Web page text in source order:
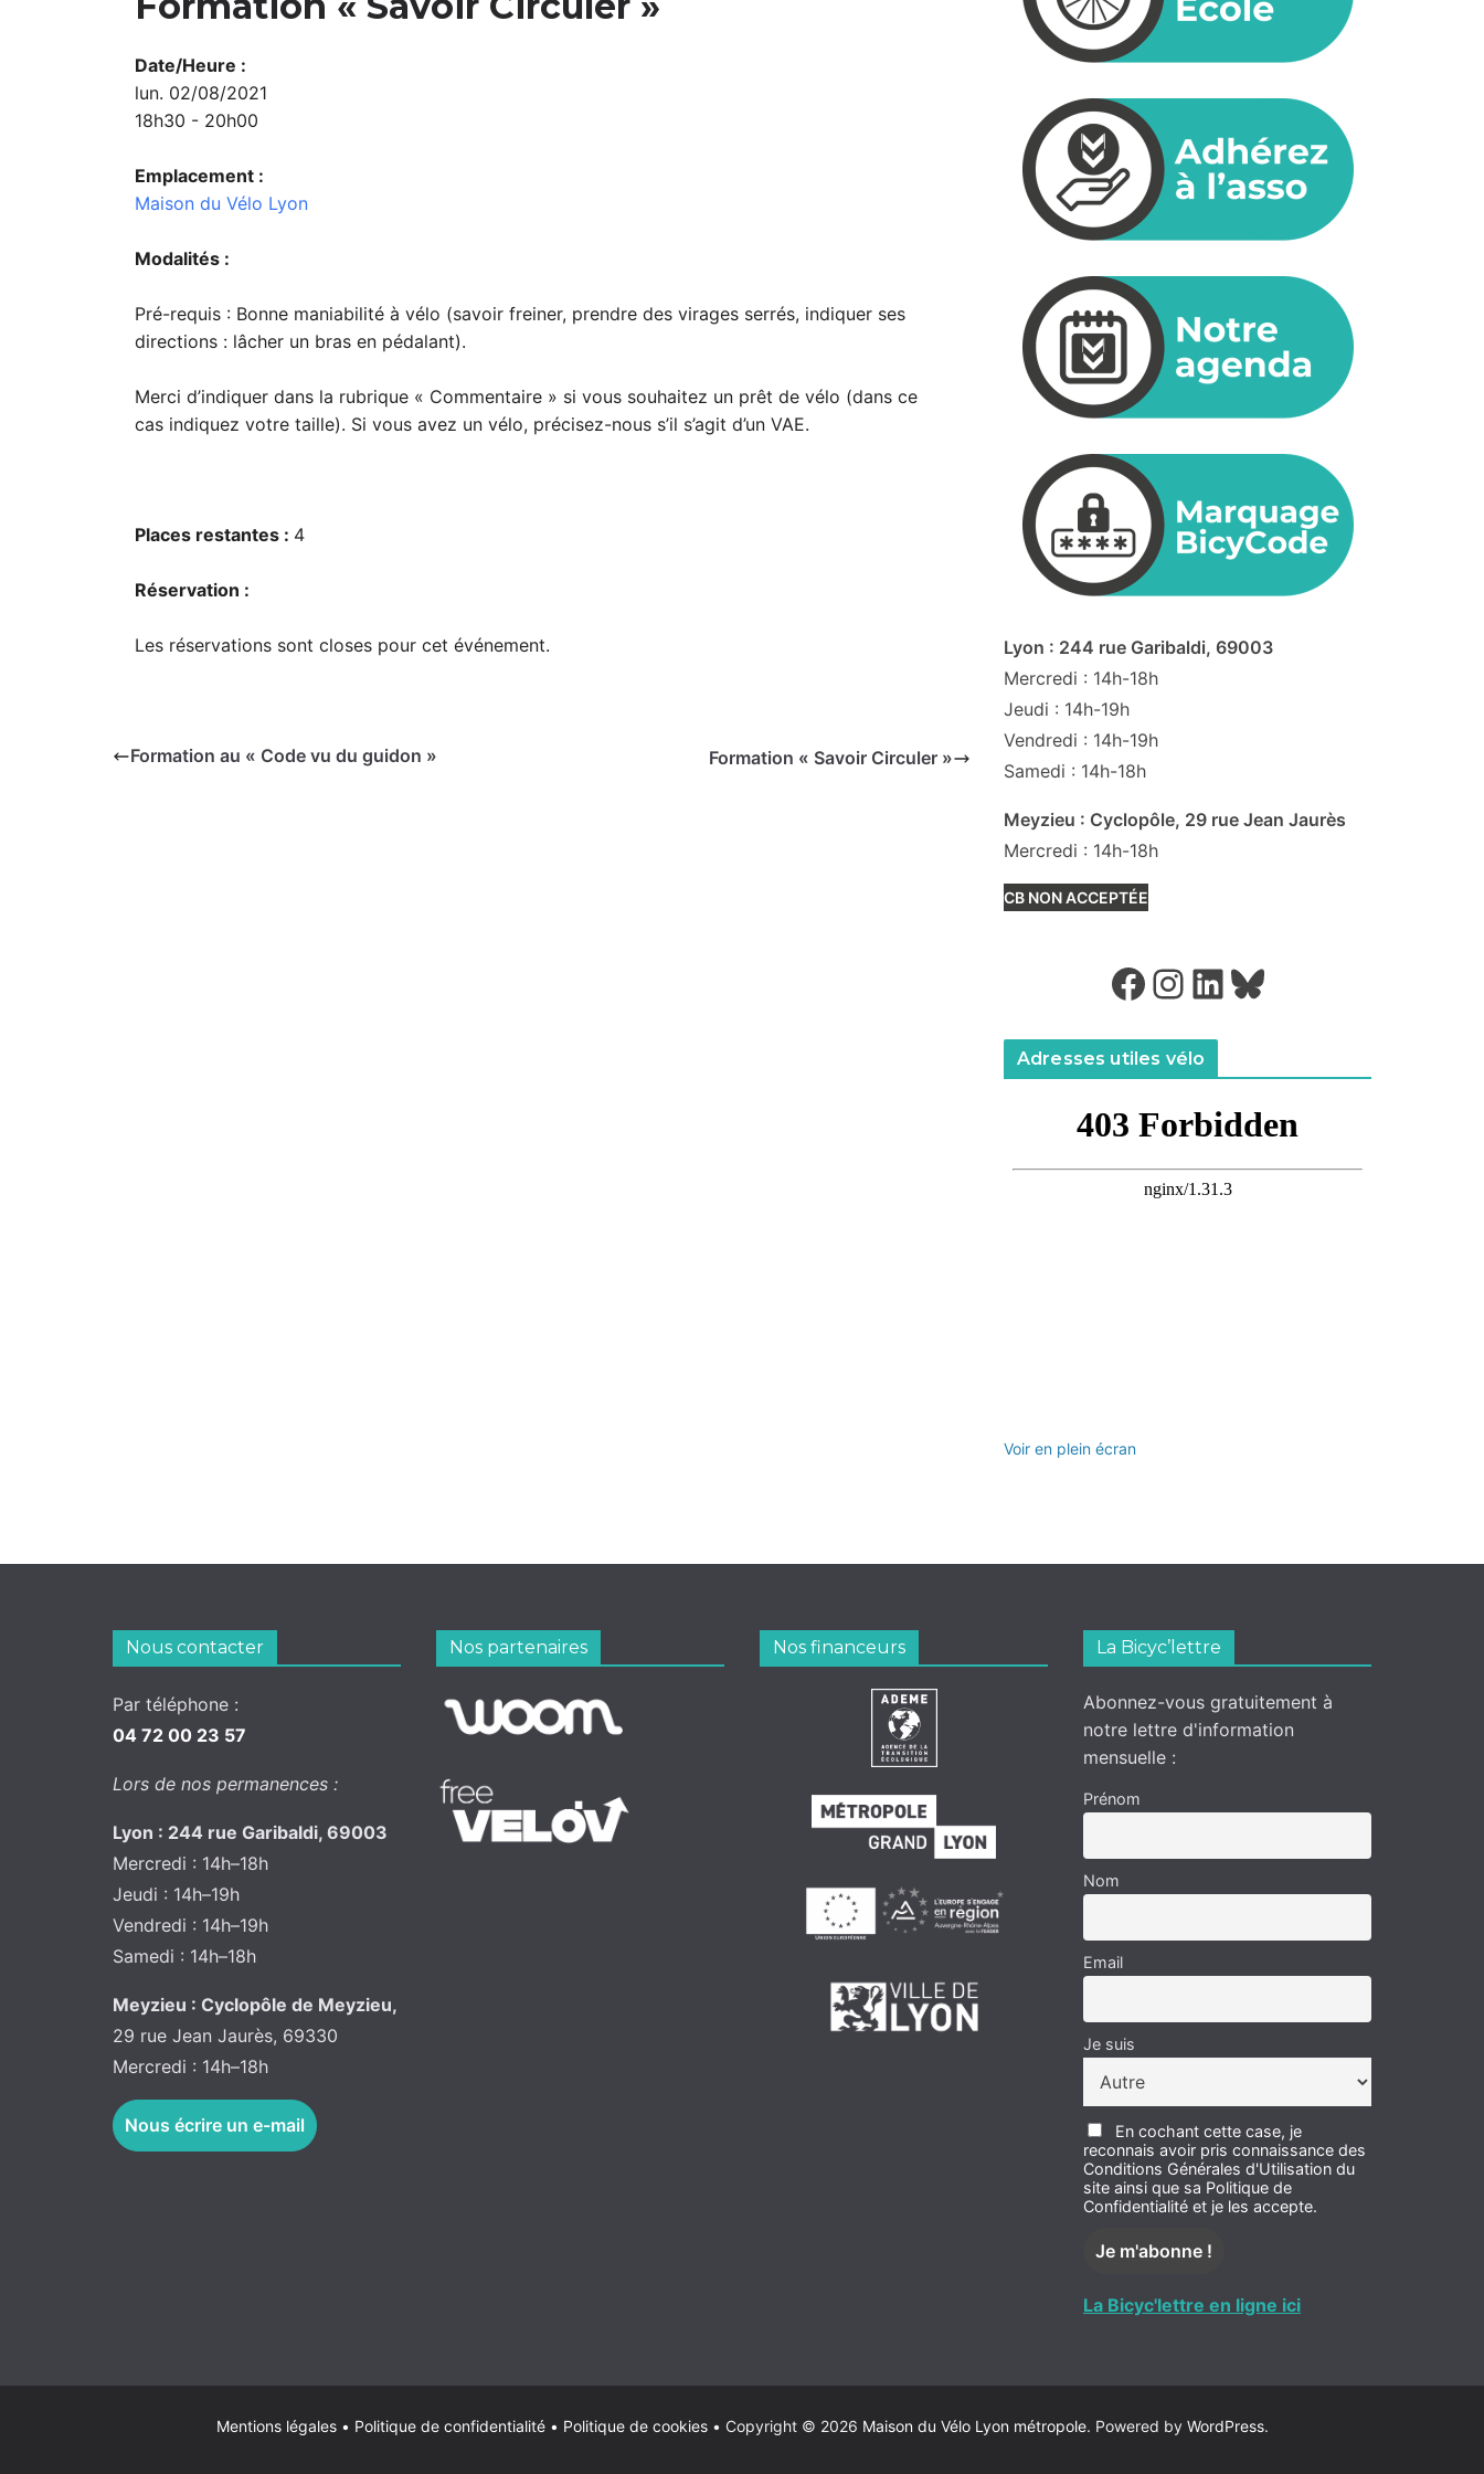
Date/Heure :
lun. 02/08/2021
18h30 - 20h00
Emplacement :
Maison du Vélo Lyon
Modalités :
Pré-requis : Bonne maniabilité à vélo (savoir freiner, prendre des virages serrés, indiquer ses
directions : lâcher un bras en pédalant).
Merci d’indiquer dans la rubrique « Commentaire » si vous souhaitez un prêt de vélo (dans ce
cas indiquez votre taille). Si vous avez un vélo, précisez-nous s’il s’agit d’un VAE.
Places restantes : 4
Réservation :
Les réservations sont closes pour cet événement.
Formation au « Code vu du guidon » Formation « Savoir Circuler »
Lyon : 244 rue Garibaldi, 69003
Mercredi : 14h-18h
Jeudi : 14h-19h
Vendredi : 14h-19h
Samedi : 14h-18h
Meyzieu : Cyclopôle, 29 rue Jean Jaurès
Mercredi : 14h-18h
CB NON ACCEPTÉE
Facebook Instagram LinkedIn Bluesky
Adresses utiles vélo
Voir en plein écran
Nous contacter
Par téléphone :
04 72 00 23 57
Lors de nos permanences :
Lyon : 244 rue Garibaldi, 69003
Mercredi : 14h–18h
Jeudi : 14h–19h
Vendredi : 14h–19h
Samedi : 14h–18h
Meyzieu : Cyclopôle de Meyzieu,
29 rue Jean Jaurès, 69330
Mercredi : 14h–18h
Nous écrire un e-mail
Nos partenaires Nos financeurs La Bicyc’lettre
Abonnez-vous gratuitement à
notre lettre d'information
mensuelle :
Prénom
Nom
Email
Je suis
En cochant cette case, je
reconnais avoir pris connaissance des
Conditions Générales d'Utilisation du
site ainsi que sa Politique de
Confidentialité et je les accepte.
La Bicyc'lettre en ligne ici
Mentions légales • Politique de confidentialité • Politique de cookies • Copyright © 2026 Maison du Vélo Lyon métropole. Powered by WordPress.